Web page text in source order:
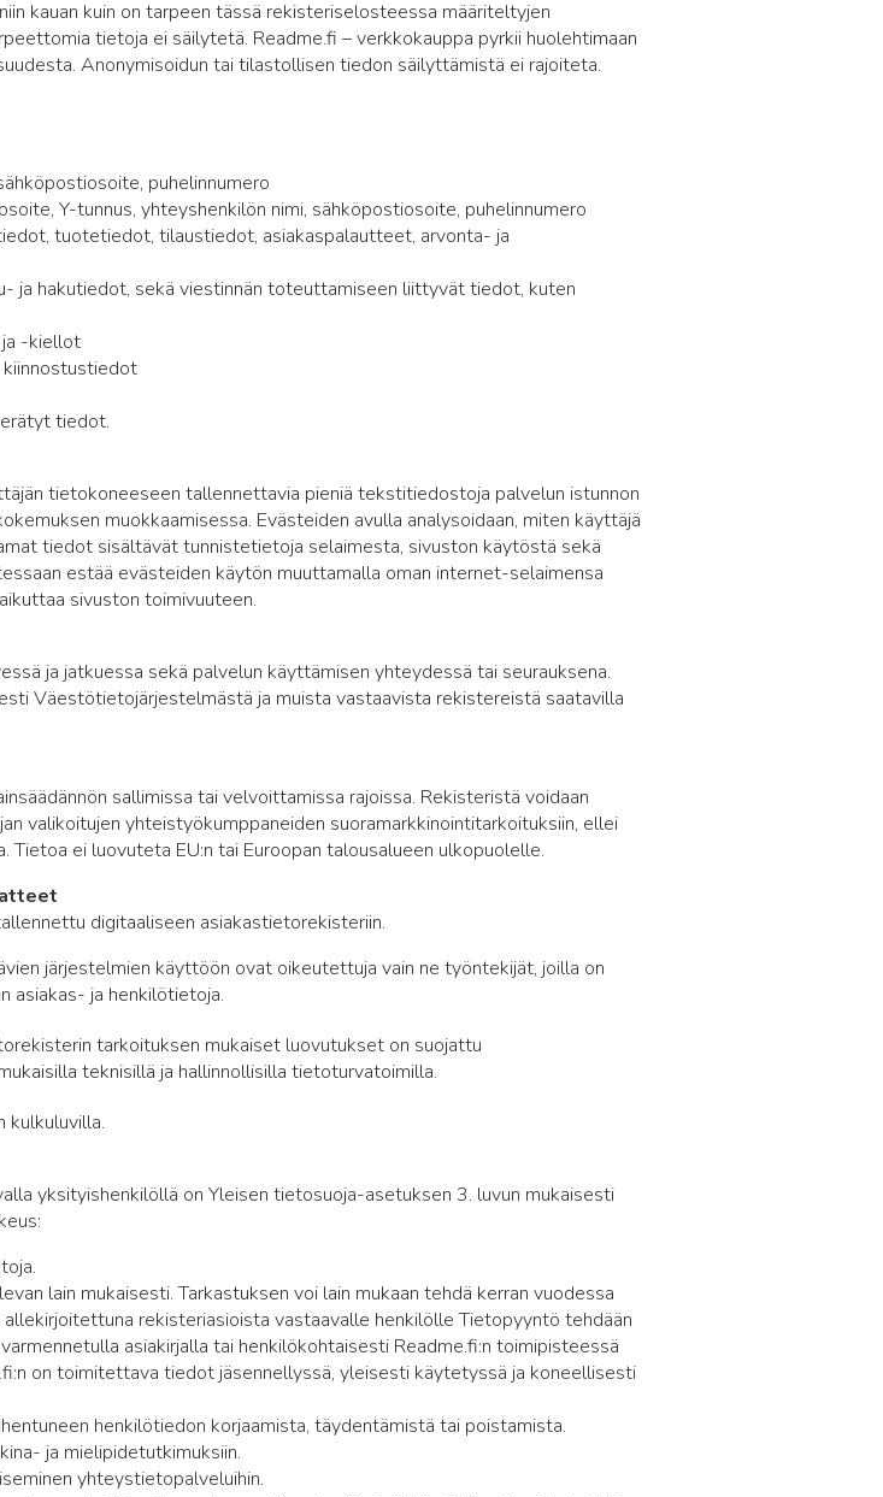
kauan kuin on tarpeen tässä rekisteriselosteessa määriteltyjen
tietoja ei säilytetä. Readme.fi – verkkokauppa pyrkii huolehtimaan
Anonymisoidun tai tilastollisen tiedon säilyttämistä ei rajoiteta.
puhelinnumero
Y-tunnus, yhteyshenkilön nimi, sähköpostiosoite, puhelinnumero
tuotetiedot, tilaustiedot, asiakaspalautteet, arvonta- ja
ja hakutiedot, sekä viestinnän toteuttamiseen liittyvät tiedot, kuten
-kiellot
tiedot.
tietokoneeseen tallennettavia pieniä tekstitiedostoja palvelun istunnon
muokkaamisessa. Evästeiden avulla analysoidaan, miten käyttäjä
tiedot sisältävät tunnistetietoja selaimesta, sivuston käytöstä sekä
estää evästeiden käytön muuttamalla oman internet-selaimensa
sivuston toimivuuteen.
ja jatkuessa sekä palvelun käyttämisen yhteydessä tai seurauksena.
Väestötietojärjestelmästä ja muista vastaavista rekistereistä saatavilla
sallimissa tai velvoittamissa rajoissa. Rekisteristä voidaan
valikoitujen yhteistyökumppaneiden suoramarkkinointitarkoituksiin, ellei
ei luovuteta EU:n tai Euroopan talousalueen ulkopuolelle.
digitaaliseen asiakastietorekisteriin.
järjestelmien käyttöön ovat oikeutettuja vain ne työntekijät, joilla on
asiakas- ja henkilötietoja.
tarkoituksen mukaiset luovutukset on suojattu
teknisillä ja hallinnollisilla tietoturvatoimilla.
kulkuluvilla.
yksityishenkilöllä on Yleisen tietosuoja-asetuksen 3. luvun mukaisesti
lain mukaisesti. Tarkastuksen voi lain mukaan tehdä kerran vuodessa
rekisteriasioista vastaavalle henkilölle Tietopyyntö tehdään
asiakirjalla tai henkilökohtaisesti Readme.fi:n toimipisteessä
on toimitettava tiedot jäsennellyssä, yleisesti käytetyssä ja koneellisesti
henkilötiedon korjaamista, täydentämistä tai poistamista.
ja mielipidetutkimuksiin.
yhteystietopalveluihin.